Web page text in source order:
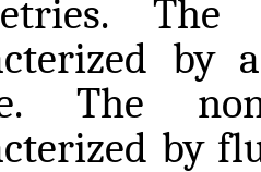
by
The
by